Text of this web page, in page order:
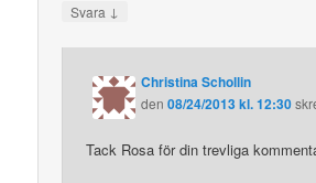
Svara ↓
Christina Schollin
den08/24/2013 kl. 12:30
Tack Rosa för din trevliga